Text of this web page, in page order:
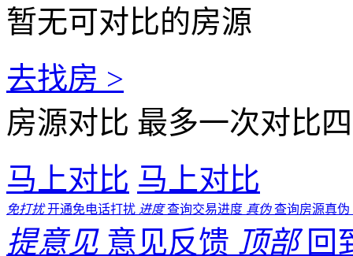
暂无可对比的房源
去找房 >
房源对比 最多一次对比
马上对比 马上对比
免打扰 开通免电话打扰 进度 查询交易进度 真伪 查询房源真伪
提意见 意见反馈 顶部 回